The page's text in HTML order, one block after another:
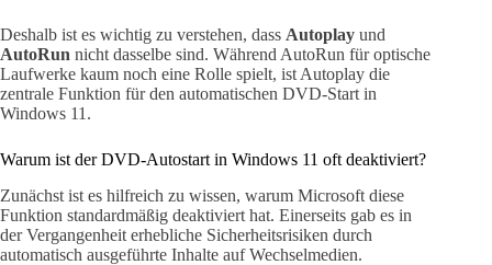
Deshalb ist es wichtig zu verstehen, dass Autoplay und
AutoRun nicht dasselbe sind. Während AutoRun für optische
Laufwerke kaum noch eine Rolle spielt, ist Autoplay die
zentrale Funktion für den automatischen DVD-Start in
Windows 11.
Warum ist der DVD-Autostart in Windows 11 oft deaktiviert?
Zunächst ist es hilfreich zu wissen, warum Microsoft diese
Funktion standardmäßig deaktiviert hat. Einerseits gab es in
der Vergangenheit erhebliche Sicherheitsrisiken durch
automatisch ausgeführte Inhalte auf Wechselmedien.